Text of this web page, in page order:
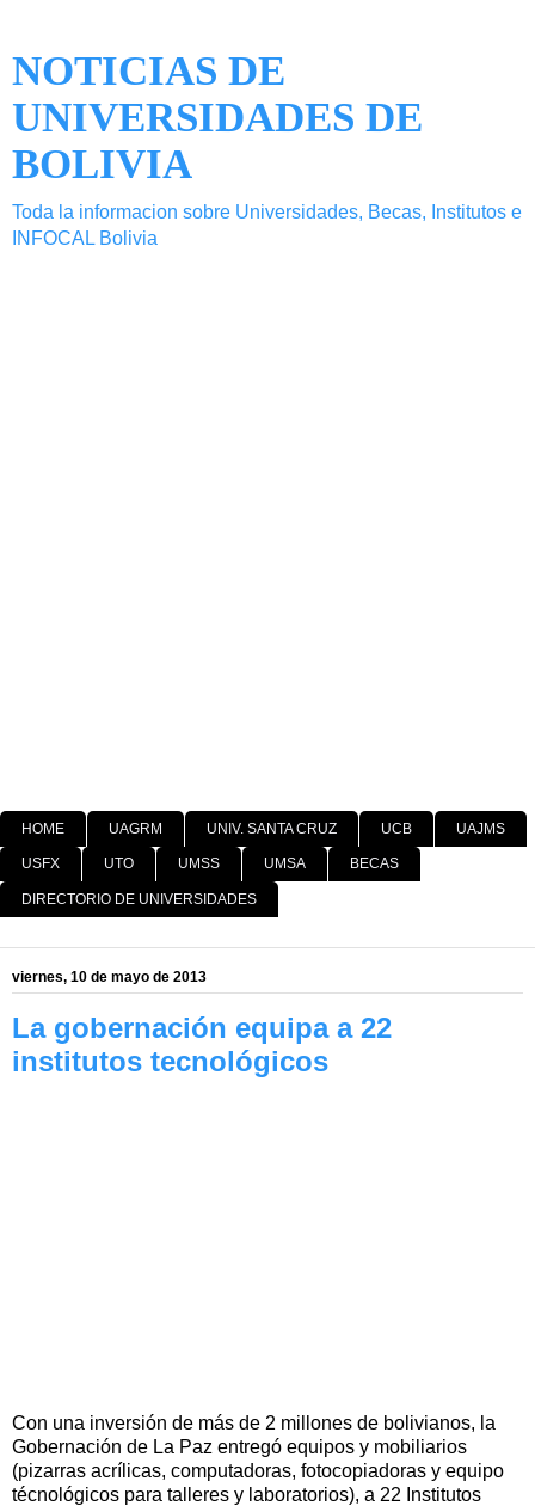
NOTICIAS DE
UNIVERSIDADES DE
BOLIVIA
Toda la informacion sobre Universidades, Becas, Institutos e
INFOCAL Bolivia
HOME UAGRM UNIV. SANTA CRUZ UCB UAJMS
USFX UTO UMSS UMSA BECAS
DIRECTORIO DE UNIVERSIDADES
viernes, 10 de mayo de 2013
La gobernación equipa a 22
institutos tecnológicos
Con una inversión de más de 2 millones de bolivianos, la
Gobernación de La Paz entregó equipos y mobiliarios
(pizarras acrílicas, computadoras, fotocopiadoras y equipo
técnológicos para talleres y laboratorios), a 22 Institutos